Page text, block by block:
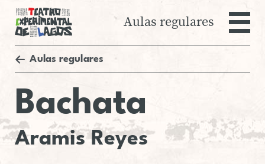
Teatro
Aulas regulares
AULAS REGULARES
Flamenco
Teatro para Jovens
ESPECTÁCULOS
EMRAIZART 5ª EDIÇÃO
Aulas regulares
Ba­chata
Aramis Reyes